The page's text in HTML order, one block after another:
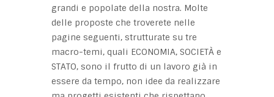
grandi e popolate della nostra. Molte
delle proposte che troverete nelle
pagine seguenti, strutturate su tre
macro-temi, quali ECONOMIA, SOCIETÀ e
STATO, sono il frutto di un lavoro già in
essere da tempo, non idee da realizzare